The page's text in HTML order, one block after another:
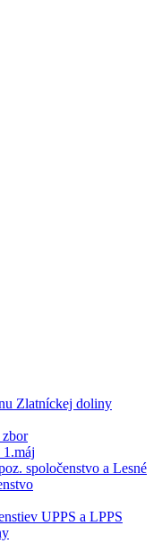
Zlatníckej doliny
spoločenstvo a Lesné
UPPS a LPPS